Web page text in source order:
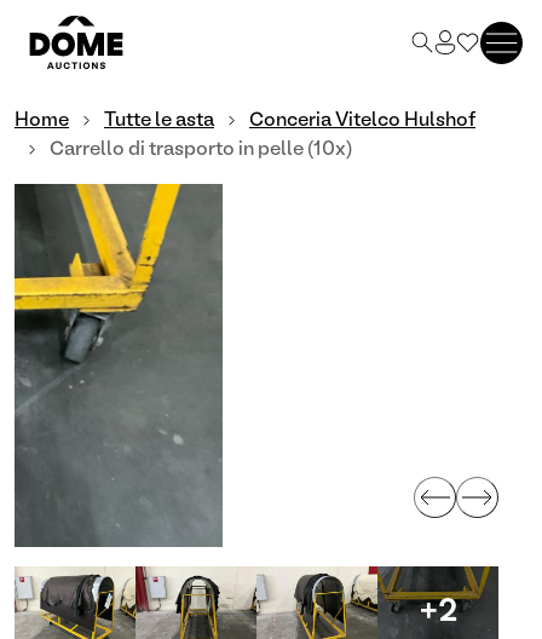
Home Tutte le asta
Conceria Vitelco Hulshof
Carrello di trasporto in pelle (10x)
+2